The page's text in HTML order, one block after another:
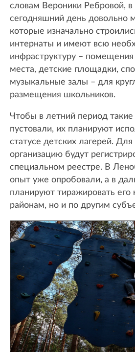
словам Вероники Ребровой, в
сегодняшний день довольно
которые изначально
интернаты и имеют всю
инфраструктуру –
места, детские площадки,
музыкальные залы – для
размещения школьников.
Чтобы в летний период
пустовали, их планируют
статусе детских лагерей. Для
организацию будут
специальном реестре. В
опыт уже опробовали, а в
планируют тиражировать его
районам, но и по другим